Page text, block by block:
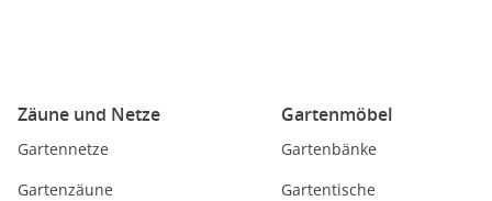
Zäune und Netze
Gartennetze
Gartenzäune
Gartenmöbel
Gartenbänke
Gartentische